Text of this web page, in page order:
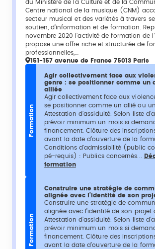
du Ministère de la Culture et de la
Centre national de la musique (CNM)
secteur musical et des variétés à travers
soutien, d’information et de formation.
novembre 2020 l’activité de formation de
propose une offre riche et structurée de
professionnelles,…
151-157 avenue de France 75013 Paris
Formation
Agir collectivement face aux
genre : se positionner comme un
alliée
Agir collectivement face aux
se positionner comme un allié ou
Attestation d’assiduité. Selon liste
prévoir minimum un mois si
financement. Clôture des
avant la date d’ouverture de la
Conditions d'admissibilité (public
pé-requis) : Publics concernés...
formation
Formation
Construire une stratégie de
alignée avec l’identité de son
Construire une stratégie de
alignée avec l’identité de son projet
Attestation d’assiduité. Selon liste
prévoir minimum un mois si
financement. Clôture des
avant la date d’ouverture de la